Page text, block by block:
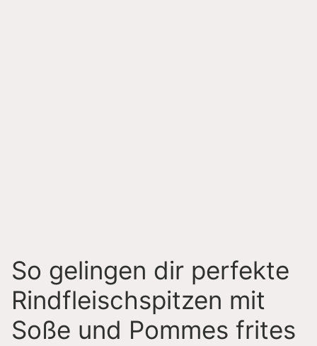
So gelingen dir perfekte
Rindfleischspitzen mit
Soße und Pommes frites